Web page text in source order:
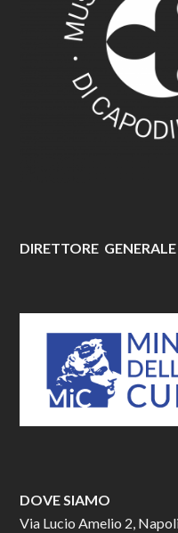
DIRETTORE GENERALE
DOVE SIAMO
Via Lucio Amelio 2,